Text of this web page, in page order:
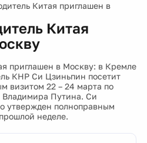
Китая приглашен в
Китая
приглашен в Москву: в Кремле
КНР Си Цзиньпин посетит
визитом 22 – 24 марта по
Владимира Путина. Си
утвержден полноправным
неделе.